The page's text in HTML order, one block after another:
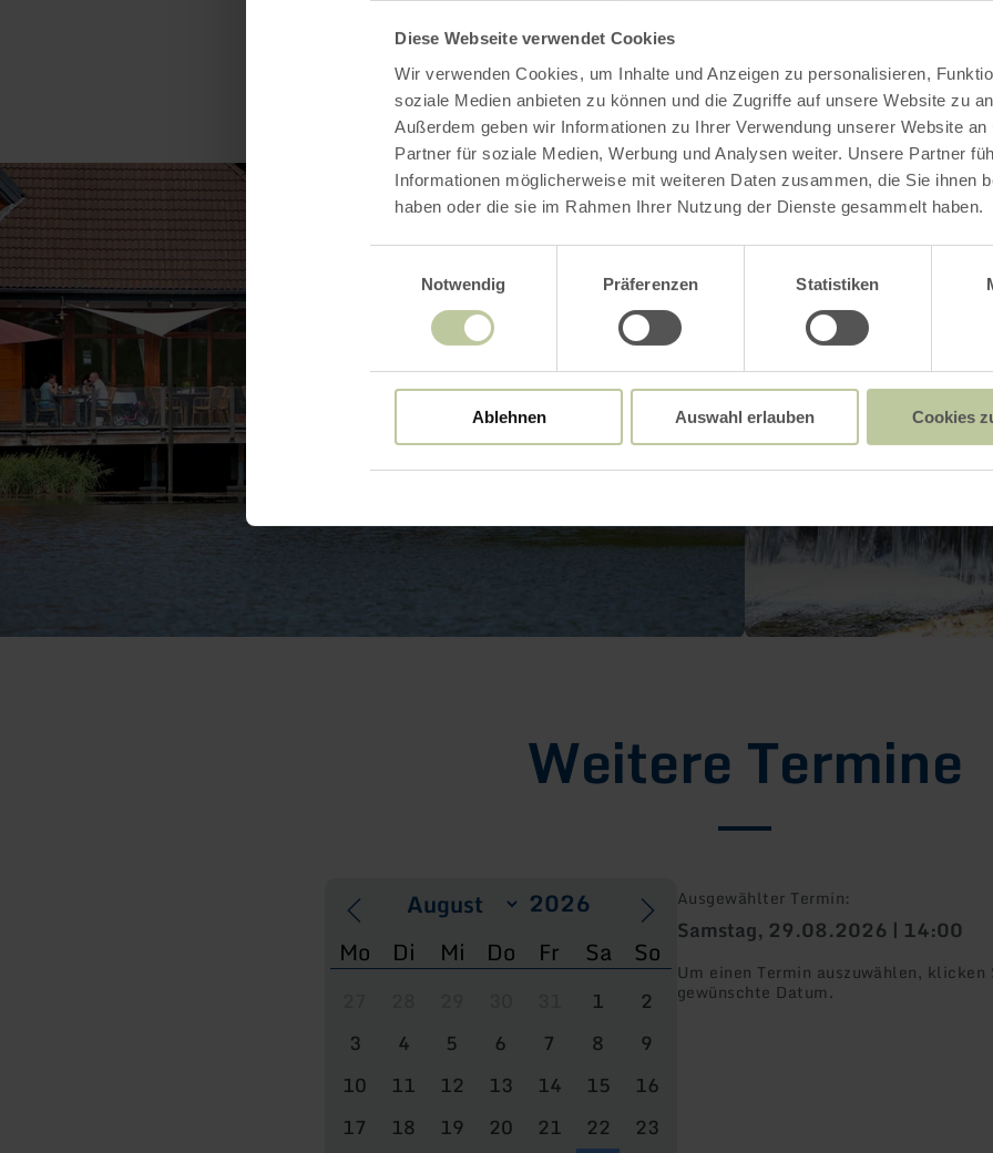
Diese Webseite verwendet Cookies
Wir verwenden Cookies, um Inhalte und Anzeigen zu personalisieren,
soziale Medien anbieten zu können und die Zugriffe auf unsere Website zu
Außerdem geben wir Informationen zu Ihrer Verwendung unserer Website an
Partner für soziale Medien, Werbung und Analysen weiter. Unsere Partner
Informationen möglicherweise mit weiteren Daten zusammen, die Sie ihnen
haben oder die sie im Rahmen Ihrer Nutzung der Dienste gesammelt haben.
Notwendig
Präferenzen Statistiken
Ablehnen Auswahl erlauben Cookies
Impressionen
Weitere Termine
Mo Di Mi Do Fr Sa So
1
2
3
4 5 6 7 8
9
10
11 12 13 14 15
16
17
18 19 20 21 22
23
Ausgewählter Termin:
Samstag, 29.08.2026 | 14:00
Um einen Termin auszuwählen,
gewünschte Datum.